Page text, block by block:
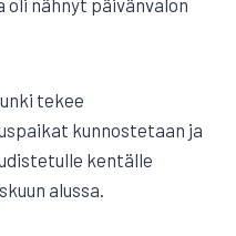
oli nähnyt päivänvalon
tekee
kunnostetaan ja
kentälle
alussa.